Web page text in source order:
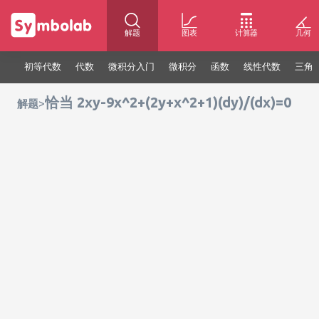
解题 图表 计算器 几何
初等代数 代数 微积分入门 微积分 函数 线性代数 三角
解题>恰当 2xy-9x^2+(2y+x^2+1)(dy)/(dx)=0